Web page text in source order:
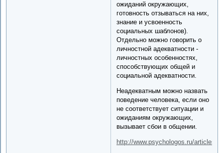
ожиданий окружающих,
готовность отзываться на них,
знание и усвоенность
социальных шаблонов).
Отдельно можно говорить о
личностной адекватности -
личностных особенностях,
способствующих общей и
социальной адекватности.
Неадекватным можно назвать
поведение человека, если оно
не соответствует ситуации и
ожиданиям окружающих,
вызывает сбои в общении.
http://www.psychologos.ru/articles/